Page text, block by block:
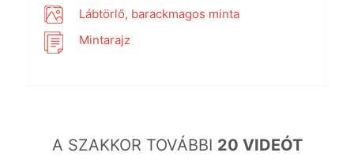
Lábtörlő, barackmagos minta
Mintarajz
A SZAKKOR TOVÁBBI 20 VIDEÓT